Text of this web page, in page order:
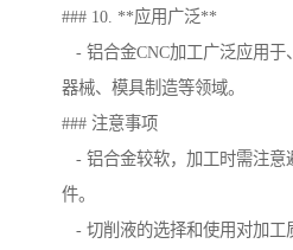
### 10. **应用广泛**
- 铝合金CNC加工广泛应用于
器械、模具制造等领域。
### 注意事项
- 铝合金较软，加工时需注意
件。
- 切削液的选择和使用对加工